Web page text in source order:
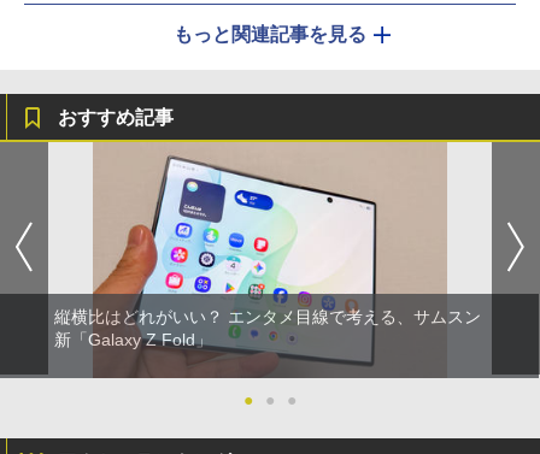
もっと関連記事を見る
おすすめ記事
縦横比はどれがいい？ エンタメ目線で考える、サムスン
新「Galaxy Z Fold」
● ● ●